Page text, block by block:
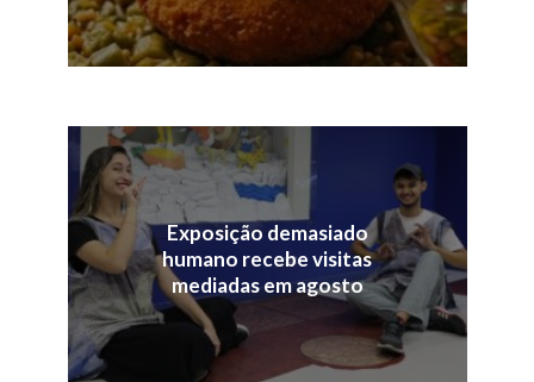
Exposição demasiado
humano recebe visitas
mediadas em agosto